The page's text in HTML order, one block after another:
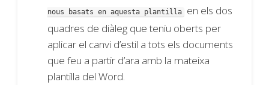
nous basats en aquesta plantilla
en els dos
quadres de diàleg que teniu oberts per
aplicar el canvi d’estil a tots els documents
que feu a partir d’ara amb la mateixa
plantilla del Word.